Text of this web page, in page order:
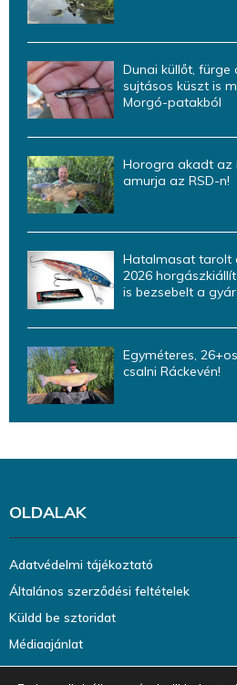
Dunai küllőt, fürge
sujtásos küszt is
Morgó-patakból
Horogra akadt az
amurja az RSD-n!
Hatalmasat tarolt
2026
is bezsebelt a
Egyméteres,
csalni Ráckevén!
OLDALAK
Adatvédelmi tájékoztató
Általános szerződési feltételek
Küldd be sztoridat
Médiaajánlat